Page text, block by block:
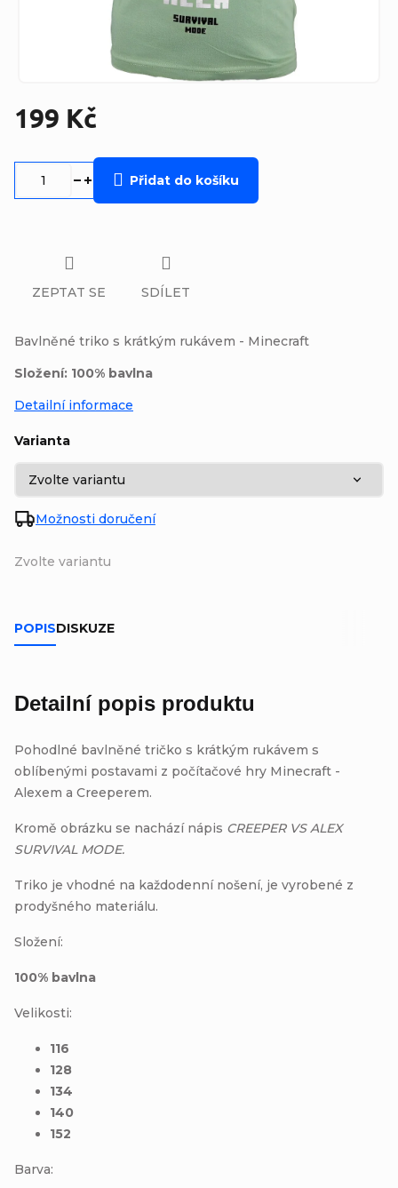
199 Kč
Zvolte variantu
Varianta
Možnosti doručení
Přidat do košíku
Bavlněné triko s krátkým rukávem - Minecraft
Složení: 100% bavlna
Detailní informace
ZEPTAT SE SDÍLET
POPISDISKUZE
Detailní popis produktu
Pohodlné bavlněné tričko s krátkým rukávem s
oblíbenými postavami z počítačové hry Minecraft -
Alexem a Creeperem.
Kromě obrázku se nachází nápis CREEPER VS ALEX
SURVIVAL MODE.
Triko je vhodné na každodenní nošení, je vyrobené z
prodyšného materiálu.
Složení:
100% bavlna
Velikosti:
116
128
134
140
152
Barva: